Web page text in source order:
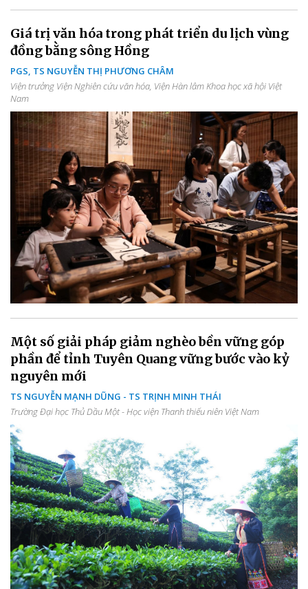
Giá trị văn hóa trong phát triển du lịch vùng
đồng bằng sông Hồng
PGS, TS NGUYỄN THỊ PHƯƠNG CHÂM
Viện trưởng Viện Nghiên cứu văn hóa, Viện Hàn lâm Khoa học xã hội Việt
Nam
Một số giải pháp giảm nghèo bền vững góp
phần để tỉnh Tuyên Quang vững bước vào kỷ
nguyên mới
TS NGUYỄN MẠNH DŨNG - TS TRỊNH MINH THÁI
Trường Đại học Thủ Dầu Một - Học viện Thanh thiếu niên Việt Nam